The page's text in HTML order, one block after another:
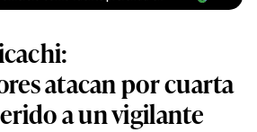
atacan por cuarta
a un vigilante